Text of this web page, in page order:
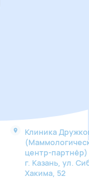
Клиника
центр-
г. Казань, ул.
Хакима, 52